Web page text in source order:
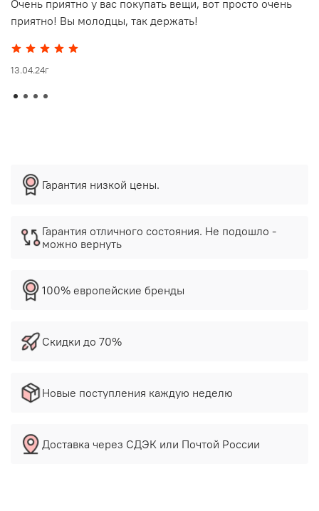
Очень приятно у вас покупать вещи, вот просто очень
приятно! Вы молодцы, так держать!
13.04.24г
Гарантия низкой цены.
Гарантия отличного состояния. Не подошло -
можно вернуть
100% европейские бренды
Скидки до 70%
Новые поступления каждую неделю
Доставка через СДЭК или Почтой России